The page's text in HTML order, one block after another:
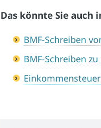
Das könnte Sie auch
BMF-Schreiben
BMF-Schreiben